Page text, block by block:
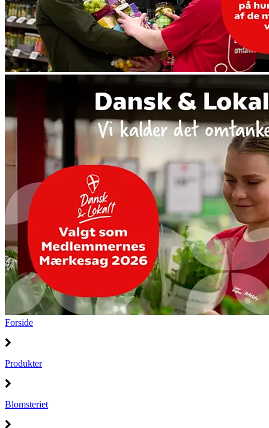
Forside
Produkter
Blomsteriet